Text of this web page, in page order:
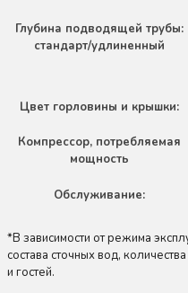
Глубина подводящей трубы:
стандарт/удлиненный
Цвет горловины и крышки:
Компрессор, потребляемая
мощность
Обслуживание:
*В зависимости от режима
состава сточных вод,
и гостей.